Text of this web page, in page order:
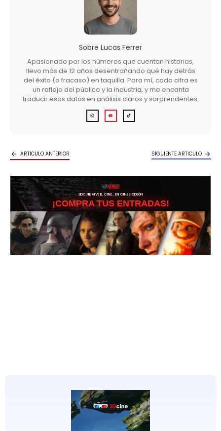
Sobre Lucas Ferrer
Apasionado por los números que cuentan historias,
llevo más de 12 años desentrañando qué hay detrás
del éxito (o fracaso) en taquilla. Para mí, cada cifra es
un reflejo del público y la industria, y me encanta
traducir esos datos en análisis claros y sorprendentes.
ARTICULO ANTERIOR SIGUIENTE ARTICULO
3DCINE VIVE EL CINE… EN CINES ODEÓN
¡COMPRA TUS ENTRADAS!